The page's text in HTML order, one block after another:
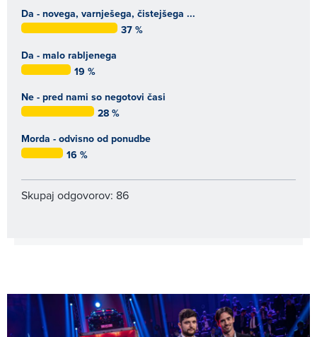
Da - novega, varnješega, čistejšega ...
37 %
Da - malo rabljenega
19 %
Ne - pred nami so negotovi časi
28 %
Morda - odvisno od ponudbe
16 %
Skupaj odgovorov: 86